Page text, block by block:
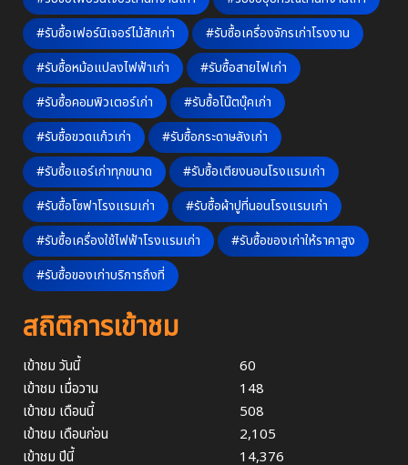
#รับซื้อเฟอร์นิเจอร์ไม้สักเก่า
#รับซื้อเครื่องจักรเก่าโรงงาน
#รับซื้อหม้อแปลงไฟฟ้าเก่า
#รับซื้อสายไฟเก่า
#รับซื้อคอมพิวเตอร์เก่า
#รับซื้อโน๊ตบุ๊คเก่า
#รับซื้อขวดแก้วเก่า
#รับซื้อกระดาษลังเก่า
#รับซื้อแอร์เก่าทุกขนาด
#รับซื้อเตียงนอนโรงแรมเก่า
#รับซื้อโซฟาโรงแรมเก่า
#รับซื้อผ้าปูที่นอนโรงแรมเก่า
#รับซื้อเครื่องใช้ไฟฟ้าโรงแรมเก่า
#รับซื้อของเก่าให้ราคาสูง
#รับซื้อของเก่าบริการถึงที่
สถิติการเข้าชม
เข้าชม วันนี้
60
เข้าชม เมื่อวาน
148
เข้าชม เดือนนี้
508
เข้าชม เดือนก่อน
2,105
เข้าชม ปีนี้
14,376